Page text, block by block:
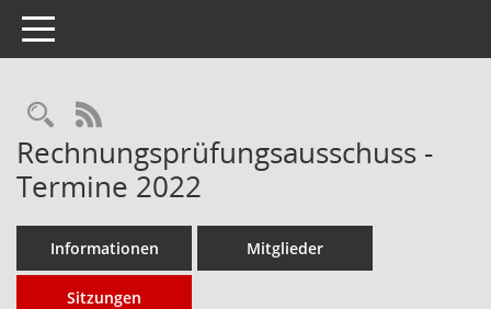
Toggle navigation
Rechercheauswahl
RSS-Feed
Rechnungsprüfungsausschuss -
Termine 2022
Informationen Mitglieder
Sitzungen